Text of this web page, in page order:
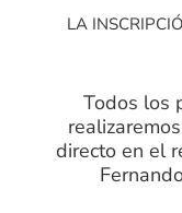
LA
Todos los
directo en el